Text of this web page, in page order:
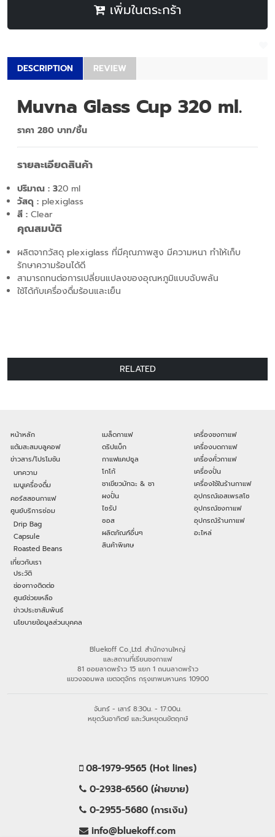
เพิ่มในตระกร้า
DESCRIPTION REVIEW
Muvna Glass Cup 320 ml.
ราคา 280 บาท/ชิ้น
รายละเอียดสินค้า
ปริมาณ : 320 ml
วัสดุ : plexiglass
สี : Clear
คุณสมบัติ
ผลิตจากวัสดุ plexiglass ที่มีคุณภาพสูง มีความหนา ทำให้เก็บ
รักษาความร้อนได้ดี
สามารถทนต่อการเปลี่ยนแปลงของอุณหภูมิแบบฉับพลัน
ใช้ได้กับเครื่องดื่มร้อนและเย็น
RELATED
หน้าหลัก
แต้มสะสมบลูคอฟ
ข่าวสาร/โปรโมชัน
บทความ
เมนูเครื่องดื่ม
คอร์สสอนกาแฟ
ศูนย์บริการซ่อม
Drip Bag
Capsule
Roasted Beans
เกี่ยวกับเรา
ประวัติ
ช่องทางติดต่อ
ศูนย์ช่วยเหลือ
ข่าวประชาสัมพันธ์
นโยบายข้อมูลส่วนบุคคล
เมล็ดกาแฟ
ดริปแบ็ก
กาแฟแคปซูล
โกโก้
ชาเขียวมัทฉะ & ชา
ผงปั่น
ไซรัป
ซอส
ผลิตภัณฑ์อื่นๆ
สินค้าพิเศษ
เครื่องชงกาแฟ
เครื่องบดกาแฟ
เครื่องคั่วกาแฟ
เครื่องปั่น
เครื่องใช้ในร้านกาแฟ
อุปกรณ์เอสเพรสโซ
อุปกรณ์ชงกาแฟ
อุปกรณ์ร้านกาแฟ
อะไหล่
Bluekoff Co.,Ltd. สำนักงานใหญ่
และสถานที่เรียนชงกาแฟ
81 ซอยลาดพร้าว 15 แยก 1 ถนนลาดพร้าว
แขวงจอมพล เขตจตุจักร กรุงเทพมหานคร 10900
จันทร์ - เสาร์ 8:30น. - 17:00น.
หยุดวันอาทิตย์ และวันหยุดนขัตฤกษ์
08-1979-9565 (Hot lines)
0-2938-6560 (ฝ่ายขาย)
0-2955-5680 (การเงิน)
info@bluekoff.com